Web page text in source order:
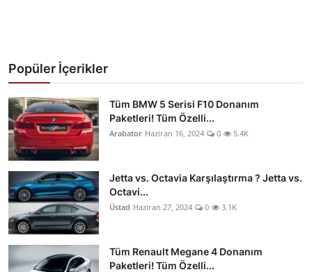
Popüler İçerikler
Tüm BMW 5 Serisi F10 Donanım
Paketleri! Tüm Özelli...
Arabator Haziran 16, 2024 0 5.4K
Jetta vs. Octavia Karşılaştırma ? Jetta vs.
Octavi...
Üstad Haziran 27, 2024 0 3.1K
Tüm Renault Megane 4 Donanım
Paketleri! Tüm Özelli...